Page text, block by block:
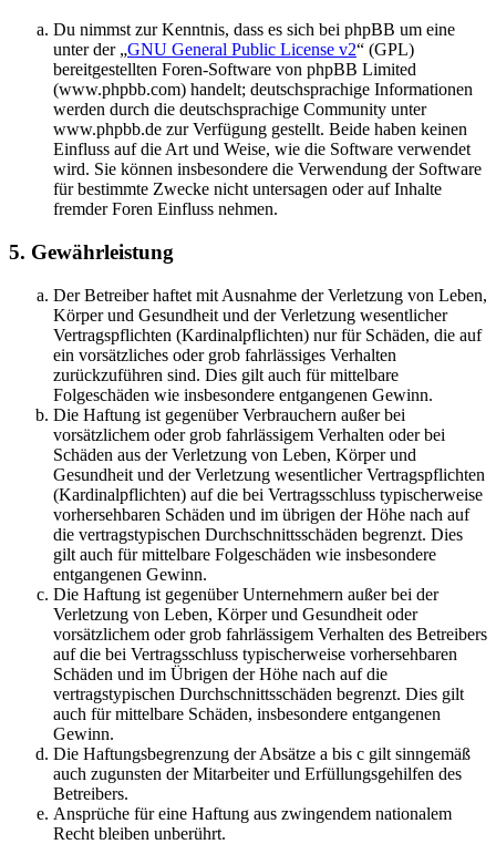
Du nimmst zur Kenntnis, dass es sich bei phpBB um eine
unter der „GNU General Public License v2“ (GPL)
bereitgestellten Foren-Software von phpBB Limited
(www.phpbb.com) handelt; deutschsprachige Informationen
werden durch die deutschsprachige Community unter
www.phpbb.de zur Verfügung gestellt. Beide haben keinen
Einfluss auf die Art und Weise, wie die Software verwendet
wird. Sie können insbesondere die Verwendung der Software
für bestimmte Zwecke nicht untersagen oder auf Inhalte
fremder Foren Einfluss nehmen.
5. Gewährleistung
Der Betreiber haftet mit Ausnahme der Verletzung von Leben,
Körper und Gesundheit und der Verletzung wesentlicher
Vertragspflichten (Kardinalpflichten) nur für Schäden, die auf
ein vorsätzliches oder grob fahrlässiges Verhalten
zurückzuführen sind. Dies gilt auch für mittelbare
Folgeschäden wie insbesondere entgangenen Gewinn.
Die Haftung ist gegenüber Verbrauchern außer bei
vorsätzlichem oder grob fahrlässigem Verhalten oder bei
Schäden aus der Verletzung von Leben, Körper und
Gesundheit und der Verletzung wesentlicher Vertragspflichten
(Kardinalpflichten) auf die bei Vertragsschluss typischerweise
vorhersehbaren Schäden und im übrigen der Höhe nach auf
die vertragstypischen Durchschnittsschäden begrenzt. Dies
gilt auch für mittelbare Folgeschäden wie insbesondere
entgangenen Gewinn.
Die Haftung ist gegenüber Unternehmern außer bei der
Verletzung von Leben, Körper und Gesundheit oder
vorsätzlichem oder grob fahrlässigem Verhalten des Betreibers
auf die bei Vertragsschluss typischerweise vorhersehbaren
Schäden und im Übrigen der Höhe nach auf die
vertragstypischen Durchschnittsschäden begrenzt. Dies gilt
auch für mittelbare Schäden, insbesondere entgangenen
Gewinn.
Die Haftungsbegrenzung der Absätze a bis c gilt sinngemäß
auch zugunsten der Mitarbeiter und Erfüllungsgehilfen des
Betreibers.
Ansprüche für eine Haftung aus zwingendem nationalem
Recht bleiben unberührt.